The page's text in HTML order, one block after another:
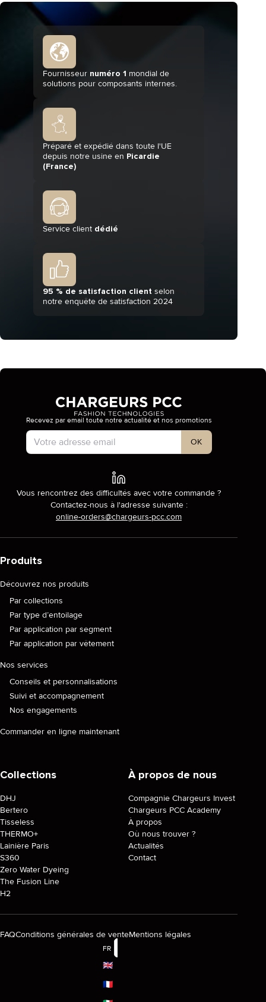
Fournisseur numéro 1 mondial de
solutions pour composants internes.
Préparé et expédié dans toute l'UE
depuis notre usine en Picardie
(France)
Service client dédié
95 % de satisfaction client selon
notre enquête de satisfaction 2024
Type de compte
Recevez par email toute notre actualité et nos promotions
OK
Vous rencontrez des difficultés avec votre commande ?
Contactez-nous à l'adresse suivante :
online-orders@chargeurs-pcc.com
Produits
Découvrez nos produits
Par collections
Par type d’entoilage
Par application par segment
Par application par vêtement
Nos services
Conseils et personnalisations
Suivi et accompagnement
Nos engagements
Commander en ligne maintenant
Collections
DHJ
Bertero
Tisseless
THERMO+
Lainière Paris
S360
Zero Water Dyeing
The Fusion Line
H2
À propos de nous
Compagnie Chargeurs Invest
Chargeurs PCC Academy
À propos
Où nous trouver ?
Actualités
Contact
FAQConditions générales de venteMentions légales
FR
🇬🇧
🇫🇷